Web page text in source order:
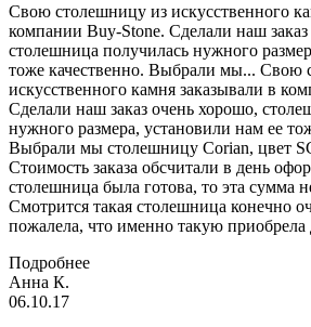
Свою столешницу из искусственного
компании Buy-Stone. Сделали наш
столешница получилась нужного
тоже качественно. Выбрали мы... Свою
искусственного камня заказывали в
Сделали наш заказ очень хорошо,
нужного размера, установили нам ее
Выбрали мы столешницу Corian, цвет
Стоимость заказа обсчитали в день
столешница была готова, то эта сумма
Смотрится такая столешница конечно
пожалела, что именно такую приобрела
Подробнее
Анна К.
06.10.17